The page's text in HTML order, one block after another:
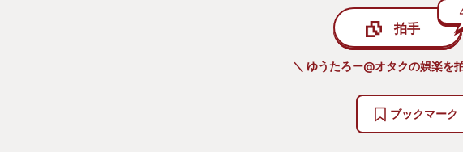
てるじゃねぇか！！」と気性も荒
さて、そんなこんなでスト6を遊ん
拍手
＼ ゆうたろー@オタクの娯楽を
ブックマーク